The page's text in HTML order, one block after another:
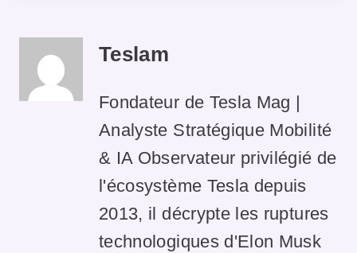
Teslam
Fondateur de Tesla Mag |
Analyste Stratégique Mobilité
& IA Observateur privilégié de
l'écosystème Tesla depuis
2013, il décrypte les ruptures
technologiques d'Elon Musk